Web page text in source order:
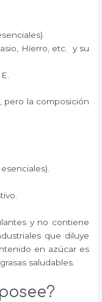
Hierro, etc. y su
pero la composición
y no contiene
que diluye
en azúcar es
saludables.